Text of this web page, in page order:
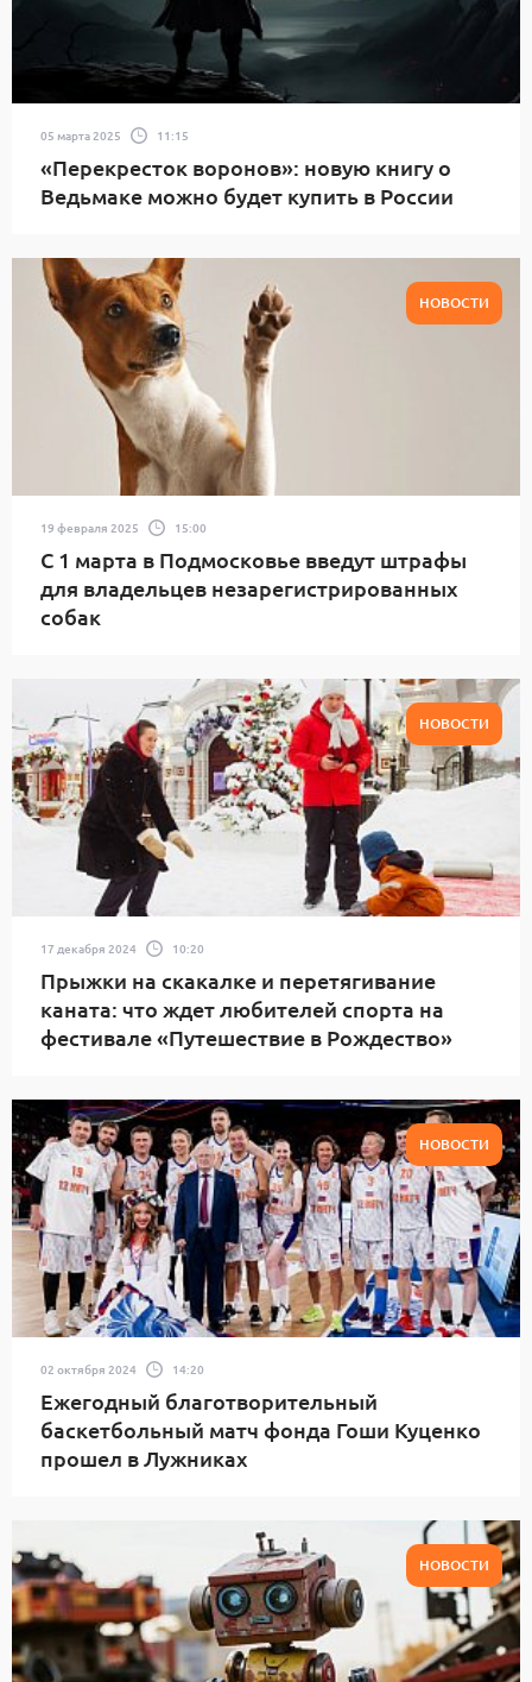
05 марта 2025 11:15
«Перекресток воронов»: новую книгу о
Ведьмаке можно будет купить в России
НОВОСТИ
19 февраля 2025 15:00
С 1 марта в Подмосковье введут штрафы
для владельцев незарегистрированных
собак
НОВОСТИ
17 декабря 2024 10:20
Прыжки на скакалке и перетягивание
каната: что ждет любителей спорта на
фестивале «Путешествие в Рождество»
НОВОСТИ
02 октября 2024 14:20
Ежегодный благотворительный
баскетбольный матч фонда Гоши Куценко
прошел в Лужниках
НОВОСТИ